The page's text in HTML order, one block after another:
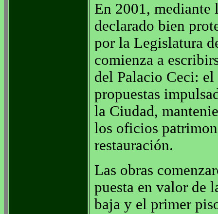
En 2001, mediante
declarado bien
por la Legislatura
comienza a
del Palacio Ceci:
propuestas
la Ciudad,
los oficios
restauración.
Las obras
puesta en valor de
baja y el primer